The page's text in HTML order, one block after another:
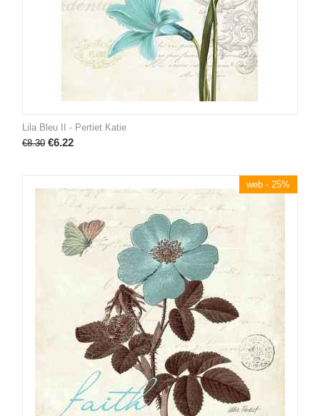
Lila Bleu II - Pertiet Katie
€8.30 €6.22
web - 25%